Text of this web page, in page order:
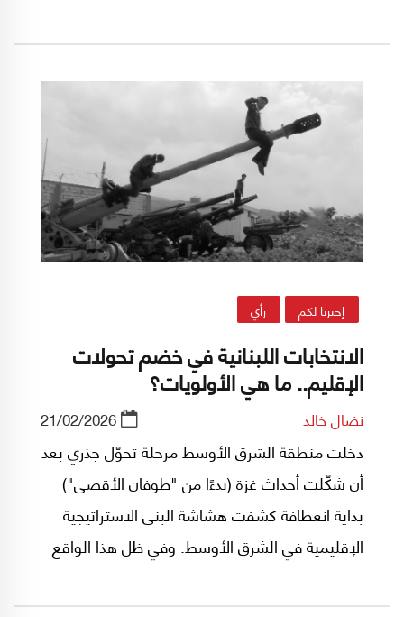
إخترنا لكم رأي
الانتخابات اللبنانية في خضم تحولات
الإقليم.. ما هي الأولويات؟
نضال خالد 21/02/2026
دخلت منطقة الشرق الأوسط مرحلة تحوّل جذري بعد
أن شكّلت أحداث غزة (بدءًا من "طوفان الأقصى")
بداية انعطافة كشفت هشاشة البنى الاستراتيجية
الإقليمية في الشرق الأوسط. وفي ظل هذا الواقع
مع اقتراب الانتخابات النيابية في الربيع المقبل (إن